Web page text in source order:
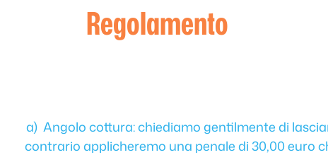
Regolamento
a) Angolo cottura: chiediamo gentilmente di
contrario applicheremo una penale di 30,00 euro